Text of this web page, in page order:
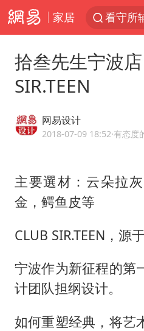
家居
看守所
CIA被
台风白
多地要
拾叁先生宁波
SIR.TEEN
网易设计
2018-07-09 18:52·有态度
主要選材：云朵拉
金，鳄鱼皮等
CLUB SIR.TEEN，源
宁波作为新征程的第
计团队担纲设计。
如何重塑经典，将艺